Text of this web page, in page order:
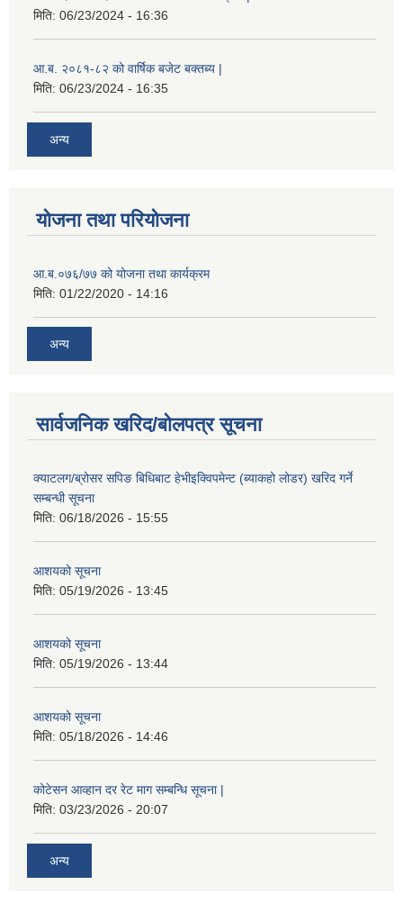
मिति: 06/23/2024 - 16:36
आ.ब. २०८१-८२ को वार्षिक बजेट बक्तब्य |
मिति: 06/23/2024 - 16:35
अन्य
योजना तथा परियोजना
आ.ब.०७६/७७ को योजना तथा कार्यक्रम
मिति: 01/22/2020 - 14:16
अन्य
सार्वजनिक खरिद/बोलपत्र सूचना
क्याटलग/ब्रोसर सपिङ बिधिबाट हेभीइक्विपमेन्ट (ब्याकहो लोडर) खरिद गर्ने
सम्बन्धी सूचना
मिति: 06/18/2026 - 15:55
आशयको सूचना
मिति: 05/19/2026 - 13:45
आशयको सूचना
मिति: 05/19/2026 - 13:44
आशयको सूचना
मिति: 05/18/2026 - 14:46
कोटेसन आव्हान दर रेट माग सम्बन्धि सूचना |
मिति: 03/23/2026 - 20:07
अन्य